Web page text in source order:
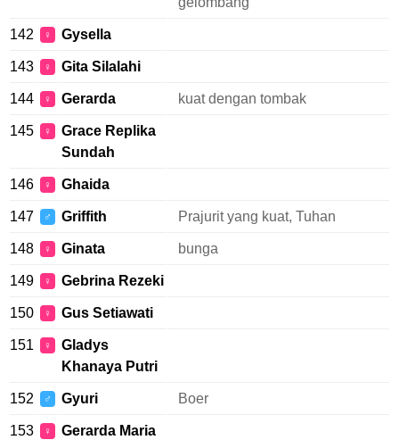
142 ♀ Gysella
143 ♀ Gita Silalahi
144 ♀ Gerarda kuat dengan tombak
145 ♀
Grace Replika
Sundah
146 ♀ Ghaida
147 ♂ Griffith Prajurit yang kuat, Tuhan
148 ♀ Ginata bunga
149 ♀ Gebrina Rezeki
150 ♀ Gus Setiawati
151 ♀
Gladys
Khanaya Putri
152 ♂ Gyuri Boer
153 ♀ Gerarda Maria